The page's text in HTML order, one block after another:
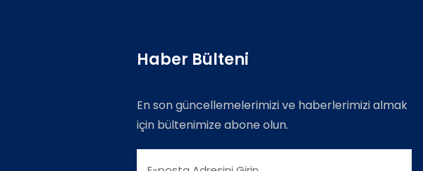
Haber Bülteni
En son güncellemelerimizi ve haberlerimizi almak
için bültenimize abone olun.